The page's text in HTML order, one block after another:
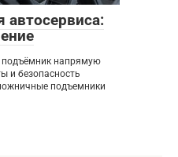
напрямую
и безопасность
подъемники